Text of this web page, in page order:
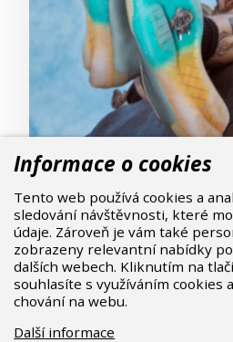
Fizik Tempo Beat: Styl
balení
Styl, výkon a komfort v
cyklistické botyFizikTempo
originálním designem a
posunete své cyklistické
úroveň. Objevte, proč si je
Informace o cookies
Tento web používá cookies a
sledování návštěvnosti, které
údaje. Zároveň je vám také
zobrazeny relevantní nabídky
dalších webech. Kliknutím na
souhlasíte s využíváním cookies
chování na webu.
Další informace